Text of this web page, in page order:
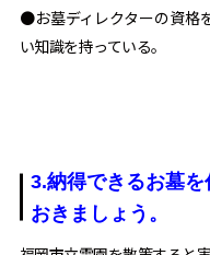
●お墓ディレクターの資格
い知識を持っている。
3.納得できるお墓
おきましょう。